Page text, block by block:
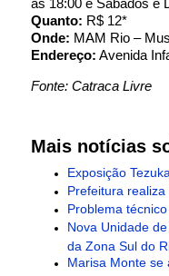
às 18:00 e Sábados e
Quanto: R$ 12*
Onde: MAM Rio –
Endereço: Avenida
Fonte: Catraca Livre
Mais notícias
Exposição
Prefeitura
Problema
Nova Unidade
da Zona Sul do
Marisa Monte se